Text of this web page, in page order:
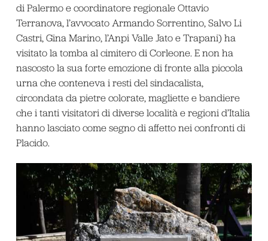
di Palermo e coordinatore regionale Ottavio
Terranova, l’avvocato Armando Sorrentino, Salvo Li
Castri, Gina Marino, l’Anpi Valle Jato e Trapani) ha
visitato la tomba al cimitero di Corleone. E non ha
nascosto la sua forte emozione di fronte alla piccola
urna che conteneva i resti del sindacalista,
circondata da pietre colorate, magliette e bandiere
che i tanti visitatori di diverse località e regioni d’Italia
hanno lasciato come segno di affetto nei confronti di
Placido.